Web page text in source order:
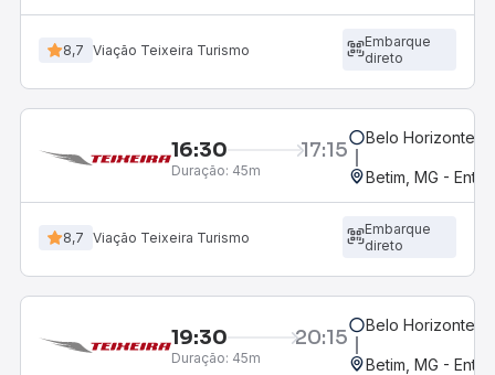
8,7 Viação Teixeira Turismo
Embarque
direto
16:30 17:15
Duração: 45m
Belo Horizonte,
Betim, MG -
8,7 Viação Teixeira Turismo
Embarque
direto
19:30 20:15
Duração: 45m
Belo Horizonte,
Betim, MG -